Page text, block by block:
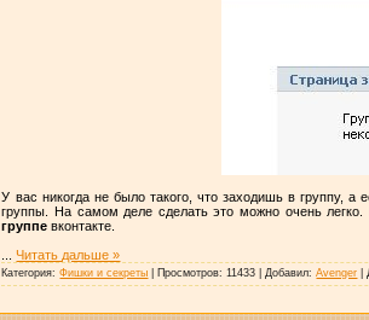
У вас никогда не было такого, что заходишь в группу, а
группы. На самом деле сделать это можно очень легко.
группе вконтакте.
...Читать дальше »
Категория: Фишки и секреты Просмотров: 11433 |Добавил: Avenger |